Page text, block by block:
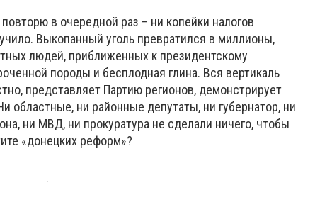
в очередной раз – ни копейки налогов
Выкопанный уголь превратился в миллионы,
людей, приближенных к президентскому
породы и бесплодная глина. Вся вертикаль
представляет Партию регионов, демонстрирует
областные, ни районные депутаты, ни губернатор, ни
ни МВД, ни прокуратура не сделали ничего, чтобы
«донецких реформ»?